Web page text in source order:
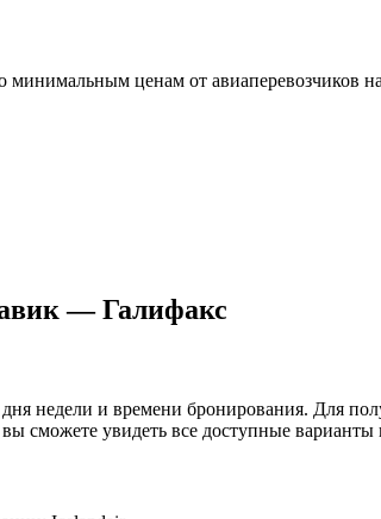
ценам от авиаперевозчиков
— Галифакс
недели и времени бронирования. Для
сможете увидеть все доступные